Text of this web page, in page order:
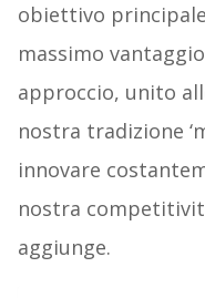
obiettivo
massimo
approccio, unito
nostra tradizione
innovare
nostra
aggiunge.